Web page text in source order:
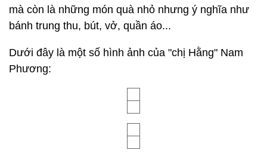
mà còn là những món quà nhỏ nhưng ý nghĩa như
bánh trung thu, bút, vở, quần áo...
Dưới đây là một số hình ảnh của "chị Hằng" Nam
Phương: